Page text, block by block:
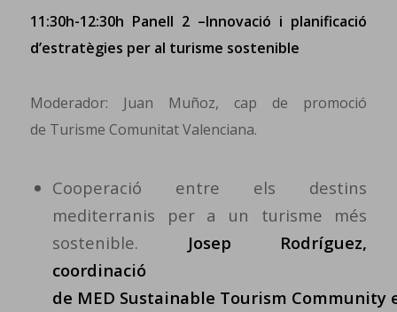
11:30h-12:30h Panell 2 –Innovació i planificació
d’estratègies per al turisme sostenible
Moderador: Juan Muñoz, cap de promoció
de Turisme Comunitat Valenciana.
Cooperació entre els destins
mediterranis per a un turisme més
sostenible. Josep Rodríguez,
coordinació
de MED Sustainable Tourism Community